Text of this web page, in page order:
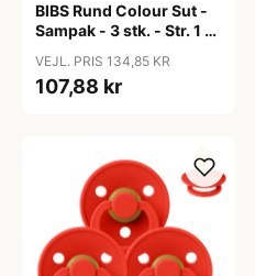
BIBS Rund Colour Sut -
Sampak - 3 stk. - Str. 1 -
VEJL. PRIS 134,85 KR
107,88 kr